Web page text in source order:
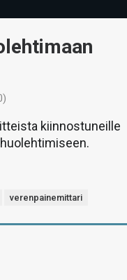
kiinnostuneille
verenpainemittari